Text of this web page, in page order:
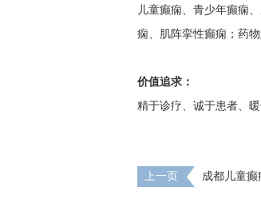
儿童癫痫、青少年癫痫
痫、肌阵挛性癫痫；药
价值追求：
精于诊疗、诚于患者、
上一页
成都儿童